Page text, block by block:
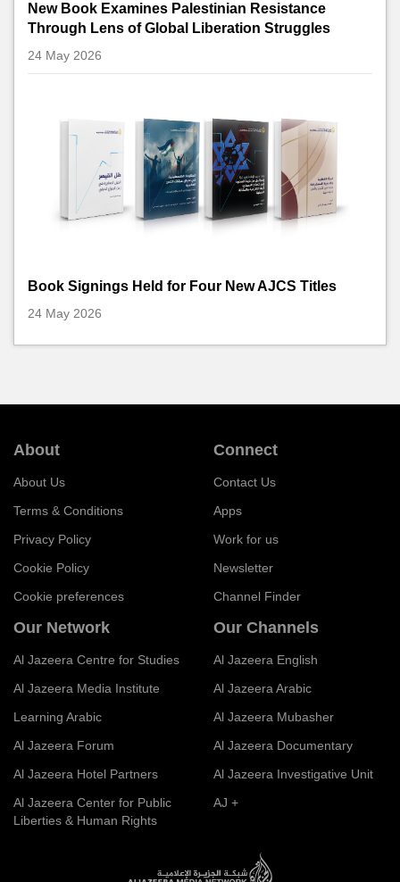
New Book Examines Palestinian Resistance
Through Lens of Global Liberation Struggles
24 May 2026
Book Signings Held for Four New AJCS Titles
24 May 2026
About
About Us
Terms & Conditions
Privacy Policy
Cookie Policy
Cookie preferences
Connect
Contact Us
Apps
Work for us
Newsletter
Channel Finder
Our Network
Al Jazeera Centre for Studies
Al Jazeera Media Institute
Learning Arabic
Al Jazeera Forum
Al Jazeera Hotel Partners
Al Jazeera Center for Public
Liberties & Human Rights
Our Channels
Al Jazeera English
Al Jazeera Arabic
Al Jazeera Mubasher
Al Jazeera Documentary
Al Jazeera Investigative Unit
AJ +